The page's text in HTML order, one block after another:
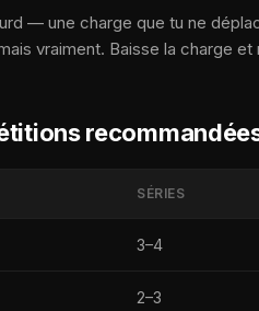
— une charge que tu ne
vraiment. Baisse la charge
SÉRIES
3–4
2–3